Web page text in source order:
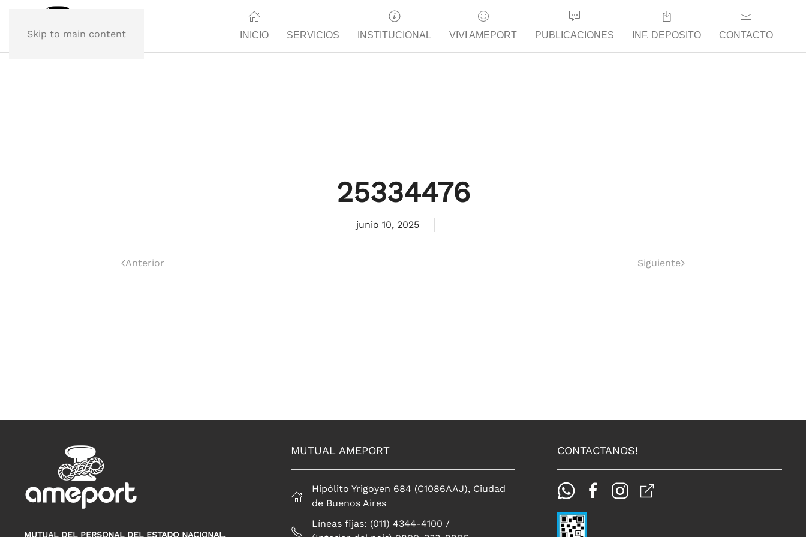
Skip to main content INICIO SERVICIOS INSTITUCIONAL VIVI AMEPORT PUBLICACIONES INF. DEPOSITO CONTACTO
25334476
junio 10, 2025
Anterior Siguiente
MUTUAL DEL PERSONAL DEL ESTADO NACIONAL,
MUTUAL AMEPORT
Hipólito Yrigoyen 684 (C1086AAJ), Ciudad
de Buenos Aires
Líneas fijas: (011) 4344-4100 /
CONTACTANOS!